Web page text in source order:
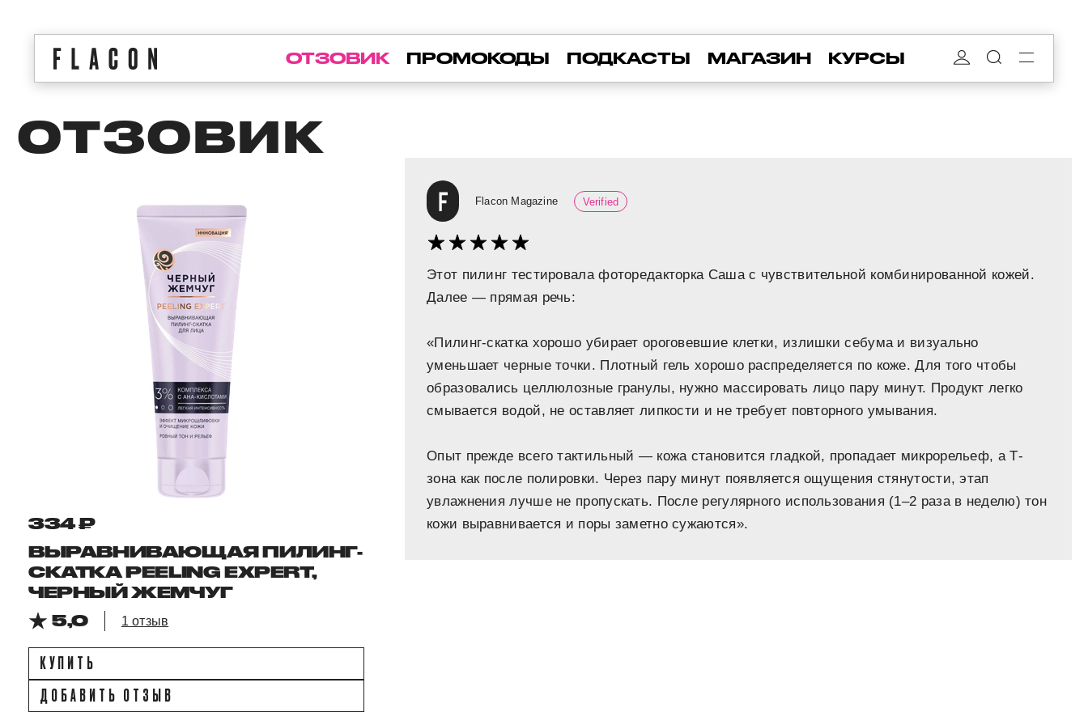
ОТЗОВИК ПРОМОКОДЫ ПОДКАСТЫ МАГАЗИН КУРСЫ
ОТЗОВИК
334 ₽
ВЫРАВНИВАЮЩАЯ ПИЛИНГ-
СКАТКА PEELING EXPERT,
ЧЕРНЫЙ ЖЕМЧУГ
5,0
1 отзыв
КУПИТЬ
ДОБАВИТЬ ОТЗЫВ
Flacon Magazine Verified
Этот пилинг тестировала фоторедакторка Саша с чувствительной комбинированной кожей.
Далее — прямая речь:
«Пилинг-скатка хорошо убирает ороговевшие клетки, излишки себума и визуально
уменьшает черные точки. Плотный гель хорошо распределяется по коже. Для того чтобы
образовались целлюлозные гранулы, нужно массировать лицо пару минут. Продукт легко
смывается водой, не оставляет липкости и не требует повторного умывания.
Опыт прежде всего тактильный — кожа становится гладкой, пропадает микрорельеф, а Т-
зона как после полировки. Через пару минут появляется ощущения стянутости, этап
увлажнения лучше не пропускать. После регулярного использования (1–2 раза в неделю) тон
кожи выравнивается и поры заметно сужаются».